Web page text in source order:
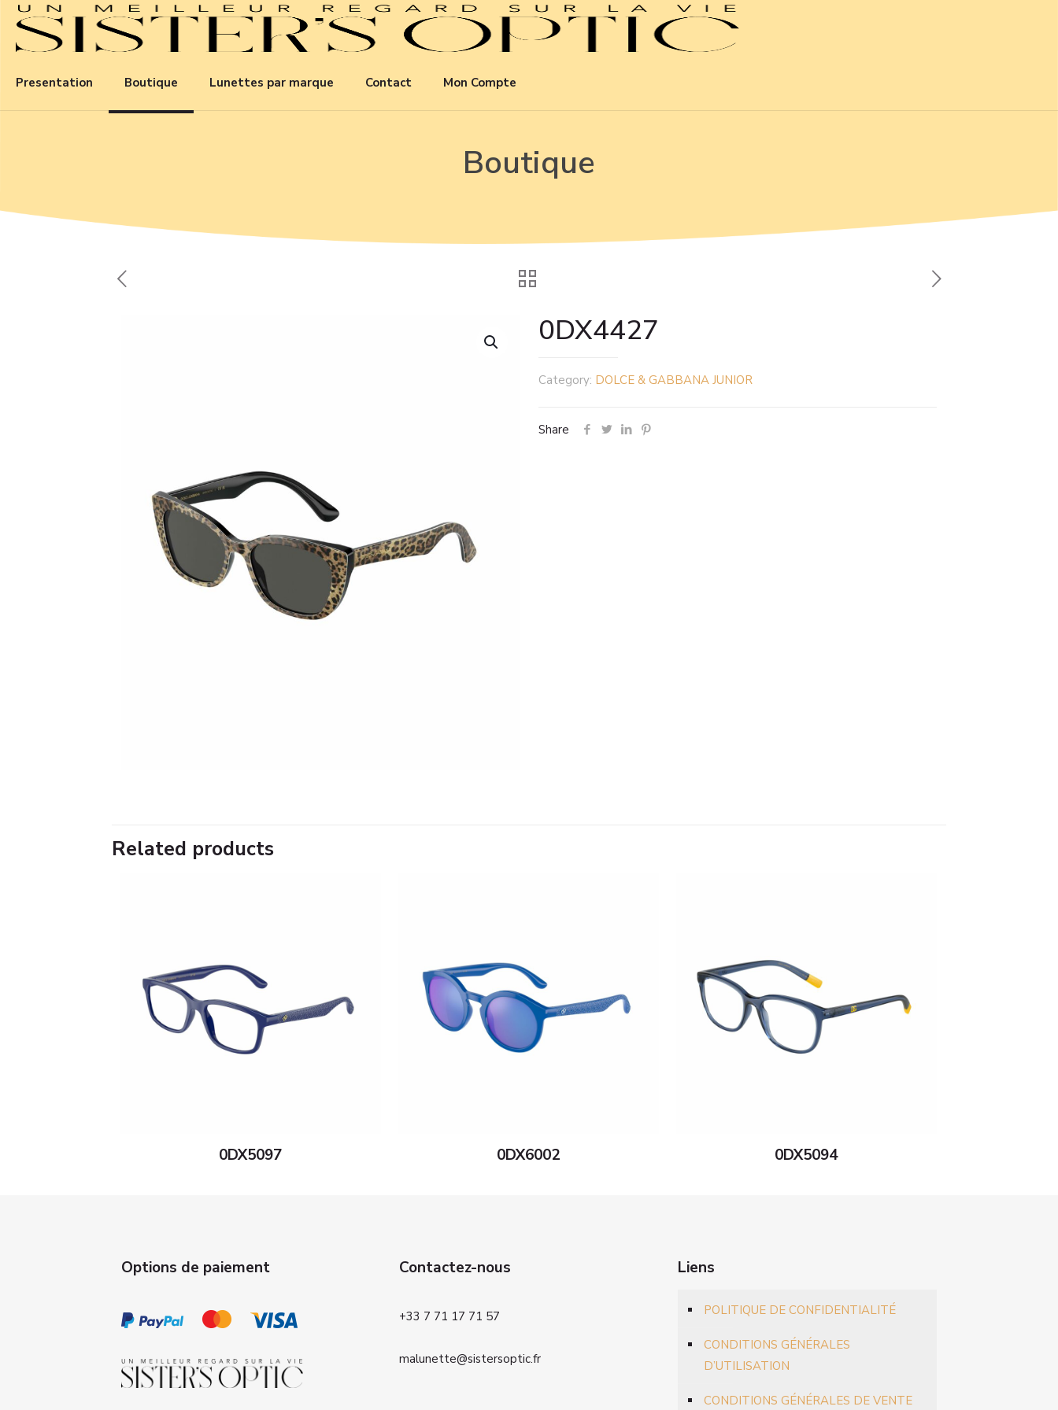
Presentation Boutique Lunettes par marque Contact Mon Compte
Boutique
0DX4427
Category: DOLCE & GABBANA JUNIOR
Share
Related products
0DX5097 0DX6002 0DX5094
Options de paiement Contactez-nous
+33 7 71 17 71 57
malunette@sistersoptic.fr
Liens
POLITIQUE DE CONFIDENTIALITÉ
CONDITIONS GÉNÉRALES
D’UTILISATION
CONDITIONS GÉNÉRALES DE VENTE